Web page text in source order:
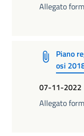
Allegato
Piano
osi
07-11-2022
Allegato